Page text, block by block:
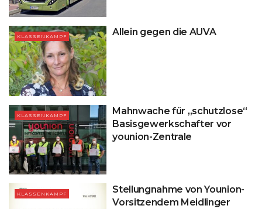
KLASSENKAMPF Allein gegen die AUVA
KLASSENKAMPF
Mahnwache für „schutzlose“
Basisgewerkschafter vor
younion-Zentrale
KLASSENKAMPF
Stellungnahme von Younion-
Vorsitzendem Meidlinger